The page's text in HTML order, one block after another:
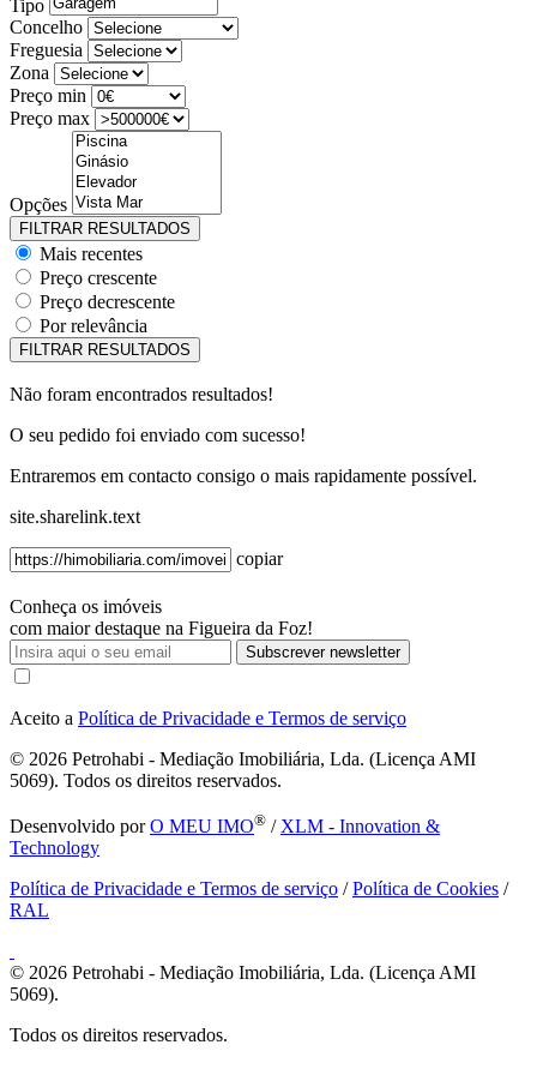
Tipo
Concelho
Freguesia
Zona
Preço min
Preço max
Opções
Mais recentes
Preço crescente
Preço decrescente
Por relevância
Não foram encontrados resultados!
O seu pedido foi enviado com sucesso!
Entraremos em contacto consigo o mais rapidamente possível.
site.sharelink.text
copiar
Conheça os imóveis
com maior destaque na Figueira da Foz!
Subscrever newsletter
Aceito a Política de Privacidade e Termos de serviço
© 2026 Petrohabi - Mediação Imobiliária, Lda. (Licença AMI
5069). Todos os direitos reservados.
Desenvolvido porO MEU IMO® / XLM - Innovation &
Technology
Política de Privacidade e Termos de serviço /Política de Cookies /
RAL
© 2026 Petrohabi - Mediação Imobiliária, Lda. (Licença AMI
5069).
Todos os direitos reservados.